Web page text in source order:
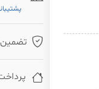
پشتیبانی 24 ساعته سفارش از دایرکت
تضمین